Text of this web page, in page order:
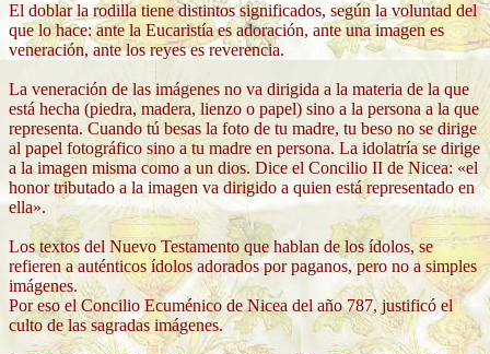
El doblar la rodilla tiene distintos significados, según la voluntad del
que lo hace: ante la Eucaristía es adoración, ante una imagen es
veneración, ante los reyes es reverencia.
La veneración de las imágenes no va dirigida a la materia de la que
está hecha (piedra, madera, lienzo o papel) sino a la persona a la que
representa. Cuando tú besas la foto de tu madre, tu beso no se dirige
al papel fotográfico sino a tu madre en persona. La idolatría se dirige
a la imagen misma como a un dios. Dice el Concilio II de Nicea: «el
honor tributado a la imagen va dirigido a quien está representado en
ella».
Los textos del Nuevo Testamento que hablan de los ídolos, se
refieren a auténticos ídolos adorados por paganos, pero no a simples
imágenes.
Por eso el Concilio Ecuménico de Nicea del año 787, justificó el
culto de las sagradas imágenes.